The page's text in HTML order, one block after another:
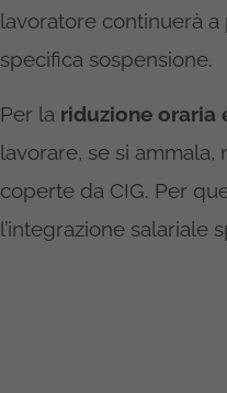
lavoratore continuerà a
specifica sospensione.
Per la riduzione oraria
lavorare, se si ammala,
coperte da CIG. Per
l’integrazione salariale